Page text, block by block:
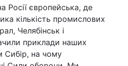
Росії європейська, де
кількість промислових
Челябінськ і
приклади наших
Сибір, на чому